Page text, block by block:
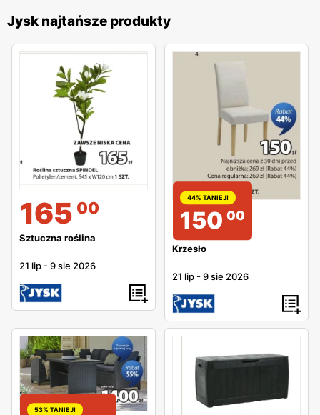
Jysk najtańsze produkty
165 00
Sztuczna roślina
21 lip -9 sie 2026
44% TANIEJ!
150 00
Krzesło
21 lip -9 sie 2026
53% TANIEJ!